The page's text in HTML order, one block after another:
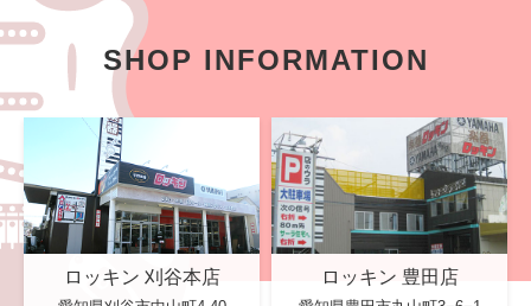
SHOP INFORMATION
ロッキン 刈谷本店 ロッキン 豊田店